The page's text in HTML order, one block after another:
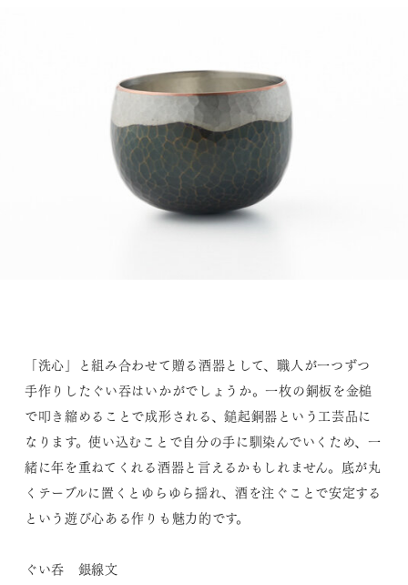
「洗心」と組み合わせて贈る酒器として、職人が一つずつ
手作りしたぐい吞はいかがでしょうか。一枚の銅板を金槌
で叩き縮めることで成形される、鎚起銅器という工芸品に
なります。使い込むことで自分の手に馴染んでいくため、一
緒に年を重ねてくれる酒器と言えるかもしれません。底が丸
くテーブルに置くとゆらゆら揺れ、酒を注ぐことで安定する
という遊び心ある作りも魅力的です。
ぐい呑 銀線文